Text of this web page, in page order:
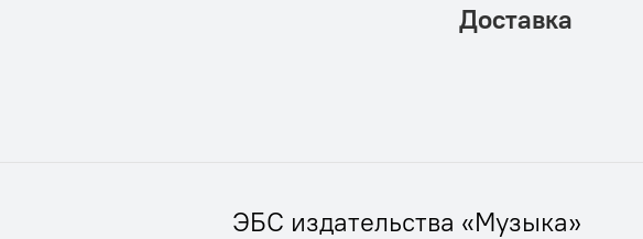
Доставка
ЭБС издательства «Музыка»